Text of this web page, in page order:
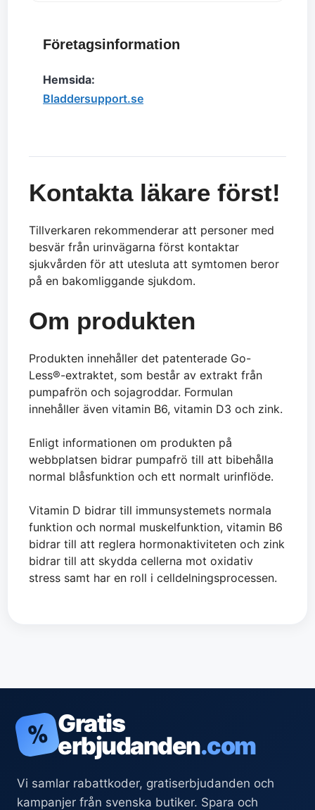
Företagsinformation
Hemsida:
Bladdersupport.se
Kontakta läkare först!
Tillverkaren rekommenderar att personer med
besvär från urinvägarna först kontaktar
sjukvården för att utesluta att symtomen beror
på en bakomliggande sjukdom.
Om produkten
Produkten innehåller det patenterade Go-
Less®-extraktet, som består av extrakt från
pumpafrön och sojagroddar. Formulan
innehåller även vitamin B6, vitamin D3 och zink.
Enligt informationen om produkten på
webbplatsen bidrar pumpafrö till att bibehålla
normal blåsfunktion och ett normalt urinflöde.
Vitamin D bidrar till immunsystemets normala
funktion och normal muskelfunktion, vitamin B6
bidrar till att reglera hormonaktiviteten och zink
bidrar till att skydda cellerna mot oxidativ
stress samt har en roll i celldelningsprocessen.
% Gratis
erbjudanden.com
Vi samlar rabattkoder, gratiserbjudanden och
kampanjer från svenska butiker. Spara och